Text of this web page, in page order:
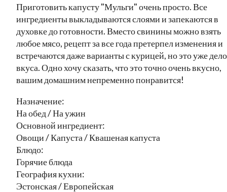
Приготовить капусту "Мульги" очень просто. Все
ингредиенты выкладываются слоями и запекаются в
духовке до готовности. Вместо свинины можно взять
любое мясо, рецепт за все года претерпел изменения и
встречаются даже варианты с курицей, но это уже дело
вкуса. Одно хочу сказать, что это точно очень вкусно,
вашим домашним непременно понравится!
Назначение:
На обед / На ужин
Основной ингредиент:
Овощи / Капуста / Квашеная капуста
Блюдо:
Горячие блюда
География кухни:
Эстонская / Европейская